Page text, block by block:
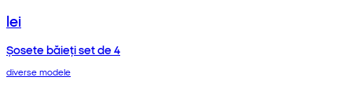
lei
Șosete băieți set de 4
diverse modele